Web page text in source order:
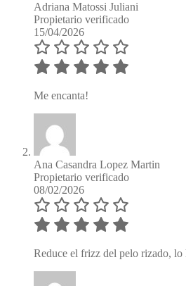
Adriana Matossi Juliani
Propietario verificado
15/04/2026
Me encanta!
Ana Casandra Lopez Martin
Propietario verificado
08/02/2026
Reduce el frizz del pelo rizado,